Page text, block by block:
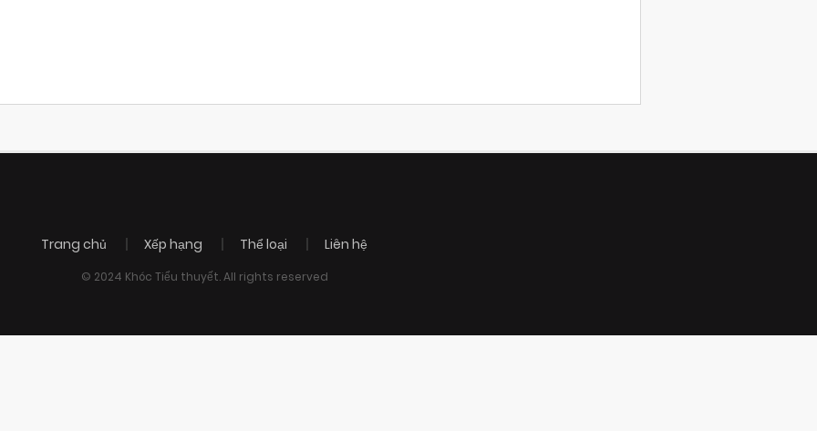
Trang chủ Xếp hạng Thể loại Liên hệ
© 2024 Khóc Tiểu thuyết. All rights reserved